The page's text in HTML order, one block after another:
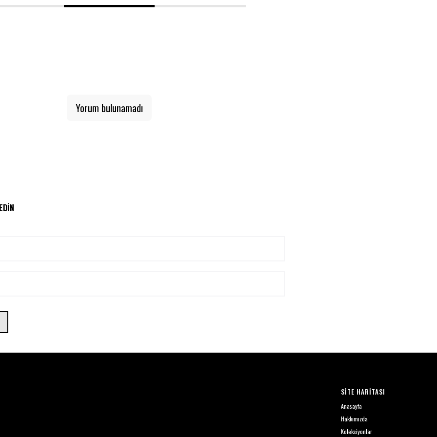
1 2 3
Yorum bulunamadı
SİTE HARİTASI
Anasayfa
Hakkımızda
Koleksiyonlar